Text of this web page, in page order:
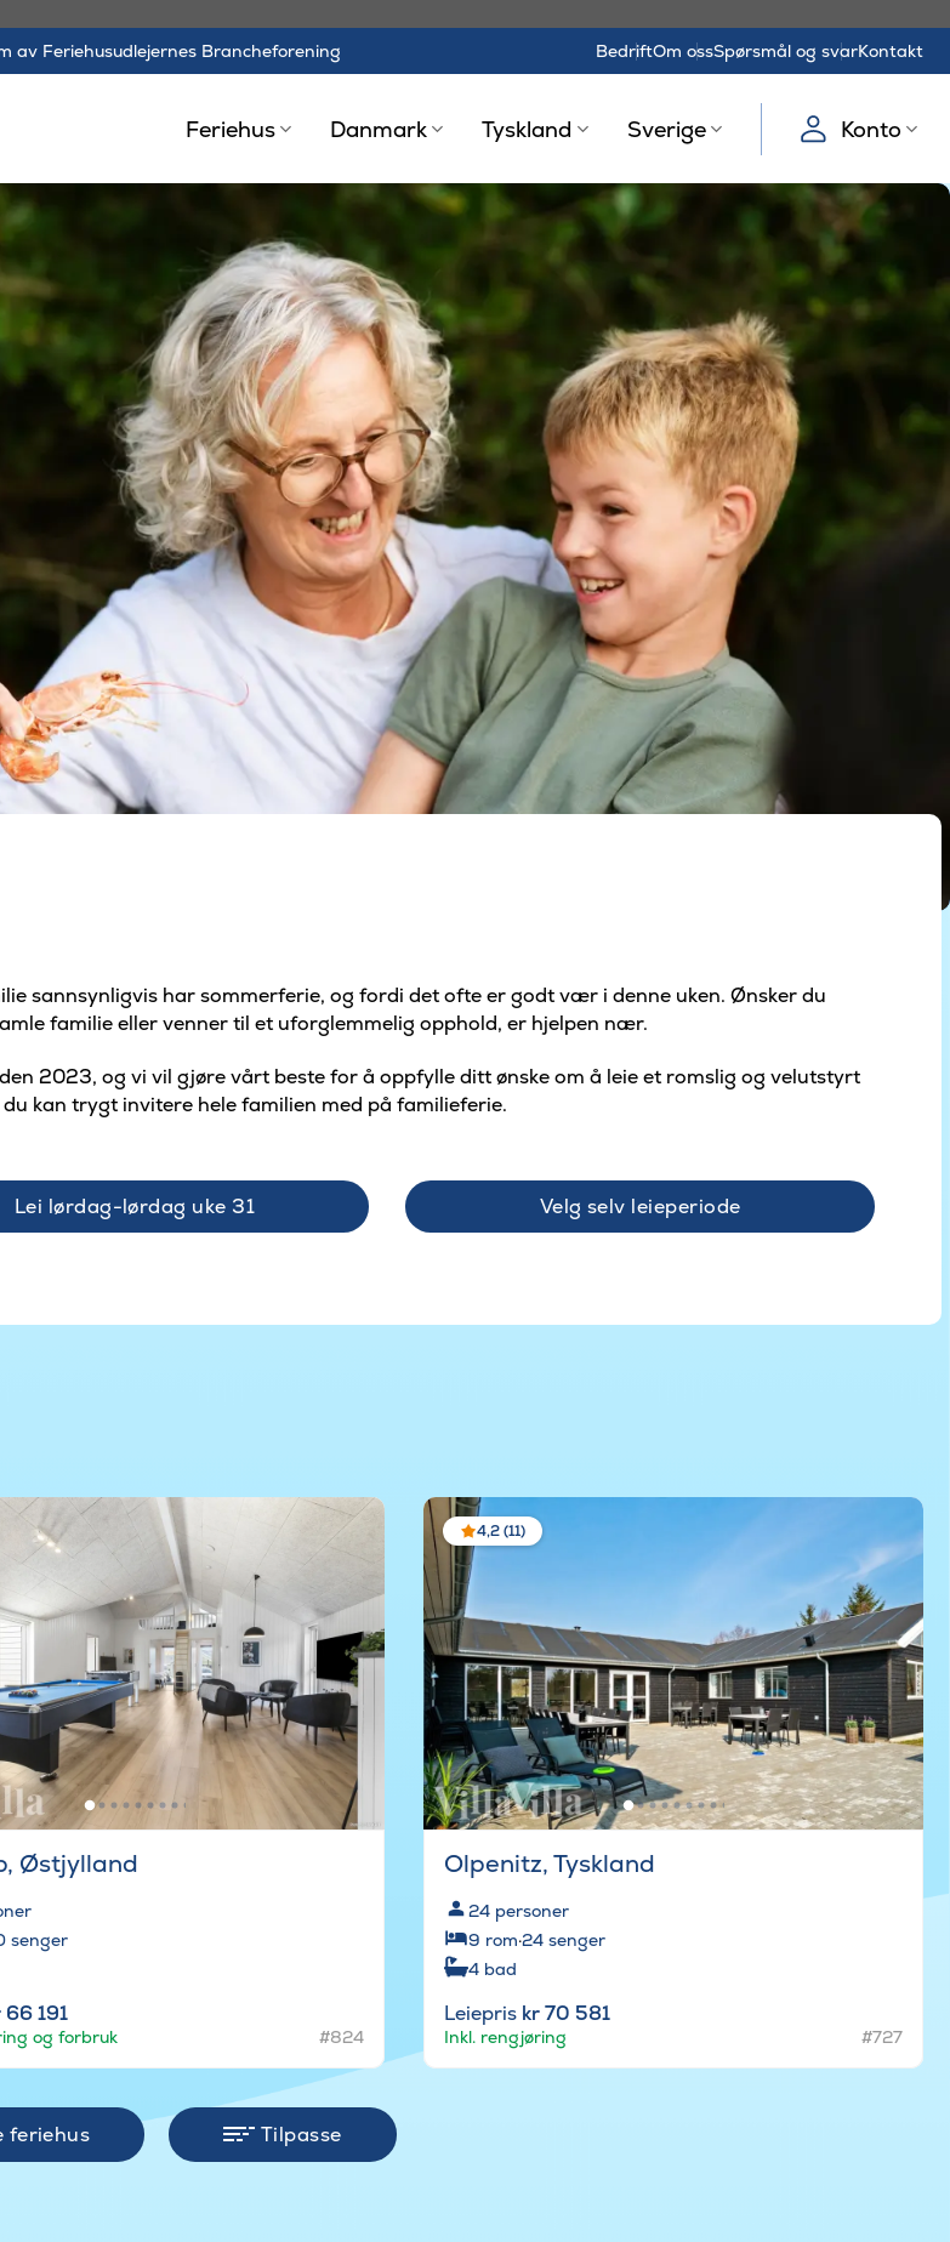
av Feriehusudlejernes Brancheforening BedriftOm ossSpørsmål og svarKontakt
Feriehus Danmark Tyskland Sverige Konto
sannsynligvis har sommerferie, og fordi det ofte er godt vær i denne uken. Ønsker du
familie eller venner til et uforglemmelig opphold, er hjelpen nær.
2023, og vi vil gjøre vårt beste for å oppfylle ditt ønske om å leie et romslig og velutstyrt
du kan trygt invitere hele familien med på familieferie.
Lei lørdag-lørdag uke 31 Velg selv leieperiode
Østjylland
senger
66 191
og forbruk #824
4,2 (11)
Olpenitz, Tyskland
24 personer
9 rom·24 senger
4 bad
Leiepris kr 70 581
Inkl. rengjøring #727
feriehus Tilpasse